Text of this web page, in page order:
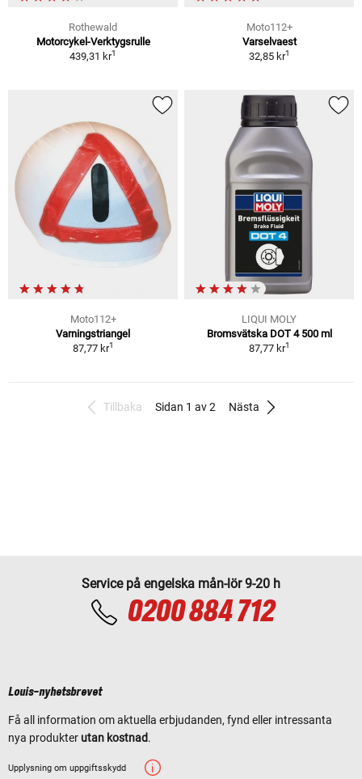
Rothewald
Motorcykel-Verktygsrulle
439,31 kr1
Moto112+
Varselvaest
32,85 kr1
Moto112+
Varningstriangel
87,77 kr1
LIQUI MOLY
Bromsvätska DOT 4 500 ml
87,77 kr1
Tillbaka Sidan 1 av 2 Nästa
Service på engelska mån-lör 9-20 h
0200 884 712
Louis-nyhetsbrevet
Få all information om aktuella erbjudanden, fynd eller intressanta
nya produkter utan kostnad.
Upplysning om uppgiftsskydd